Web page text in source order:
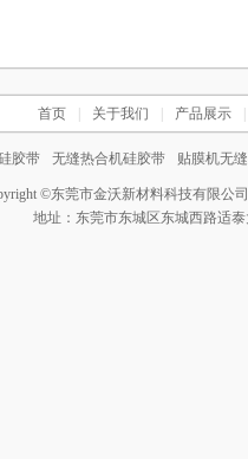
首页 关于我们 产品展示
胶带 无缝热合机硅胶带 贴膜机无
©东莞市金沃新材料科技有限公司
地址：东莞市东城区东城西路适泰